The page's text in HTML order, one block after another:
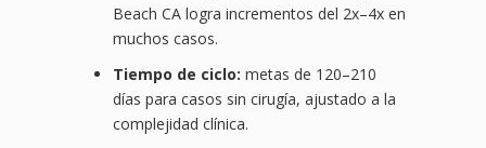
Beach CA logra incrementos del 2x–4x en
muchos casos.
Tiempo de ciclo: metas de 120–210
días para casos sin cirugía, ajustado a la
complejidad clínica.